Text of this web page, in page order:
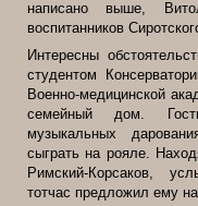
написано выше,
воспитанников
Интересны
студентом
Военно-медицинской
семейный дом.
музыкальных
сыграть на рояле.
Римский-Корсаков,
тотчас предложил ему